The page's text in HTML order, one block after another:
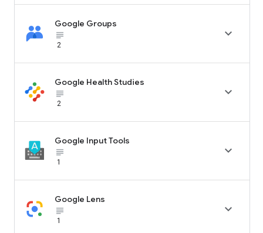
Google Groups
subject_black
2

Google Health Studies
subject_black
2

Google Input Tools
subject_black
1

Google Lens
subject_black
1
